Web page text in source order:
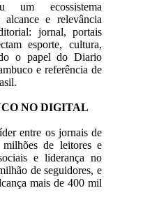
um ecossistema
e relevância
jornal, portais
esporte, cultura,
o papel do Diario
e referência de
NO DIGITAL
entre os jornais de
de leitores e
e liderança no
de seguidores, e
mais de 400 mil